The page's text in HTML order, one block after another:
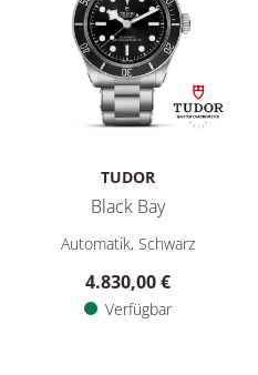
TUDOR
Black Bay
TUDOR Black Bay, Ref:
Automatik, Schwarz
4.830,00 €
Verfügbar